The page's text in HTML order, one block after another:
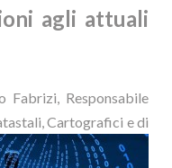
agli attuali
Fabrizi, Responsabile
Cartografici e di